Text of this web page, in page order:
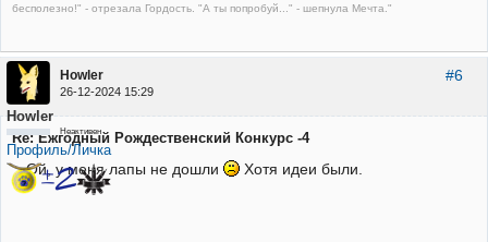
бесполезно!" - отрезала Гордость. "А ты попробуй..." - шепнула Мечта."
#6
Howler
26-12-2024 15:29
Howler
Неактивен
Профиль/Личка
Re: Ежгодный Рождественский Конкурс -4
Ой, у меня лапы не дошли Хотя идеи были.